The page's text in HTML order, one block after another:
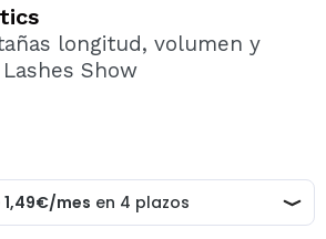
Maquillalia.com podrás realizar
revisar el estado de tus
longitud, volumen y
Show